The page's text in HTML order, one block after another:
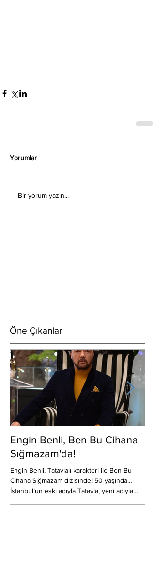
Yorumlar
Bir yorum yazın...
Öne Çıkanlar
Engin Benli, Ben Bu Cihana
Sığmazam'da!
Engin Benli, Tatavlalı karakteri ile Ben Bu
Cihana Sığmazam dizisinde! 50 yaşında…
İstanbul’un eski adıyla Tatavla, yeni adıyla